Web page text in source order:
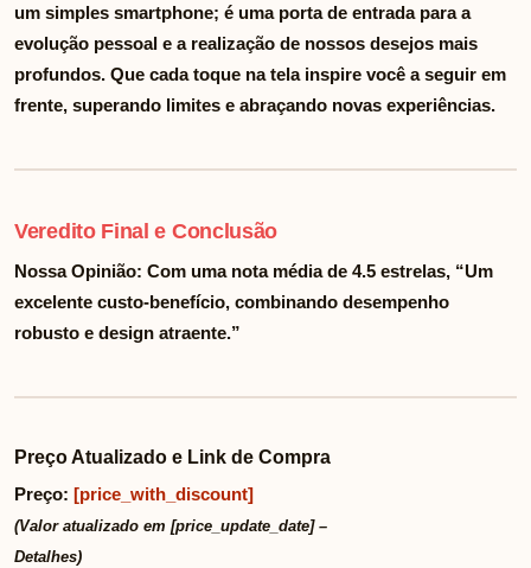
um simples smartphone; é uma porta de entrada para a
evolução pessoal e a realização de nossos desejos mais
profundos. Que cada toque na tela inspire você a seguir em
frente, superando limites e abraçando novas experiências.
Veredito Final e Conclusão
Nossa Opinião: Com uma nota média de 4.5 estrelas, “Um
excelente custo-benefício, combinando desempenho
robusto e design atraente.”
Preço Atualizado e Link de Compra
Preço: [price_with_discount]
(Valor atualizado em [price_update_date] –
Detalhes)